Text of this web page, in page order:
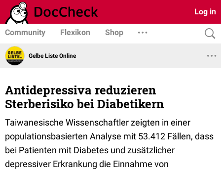
Log in
Community Flexikon Shop
Gelbe Liste Online
Antidepressiva reduzieren
Sterberisiko bei Diabetikern
Taiwanesische Wissenschaftler zeigten in einer
populationsbasierten Analyse mit 53.412 Fällen, dass
bei Patienten mit Diabetes und zusätzlicher
depressiver Erkrankung die Einnahme von